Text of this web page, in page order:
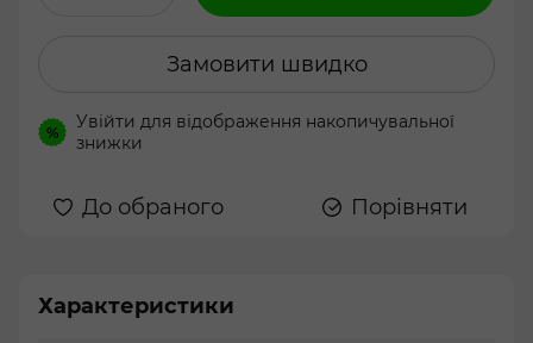
Замовити швидко
% Увійти для відображення накопичувальної
знижки
До обраного Порівняти
Характеристики